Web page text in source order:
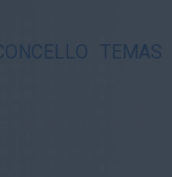
CONCELLO TEMAS